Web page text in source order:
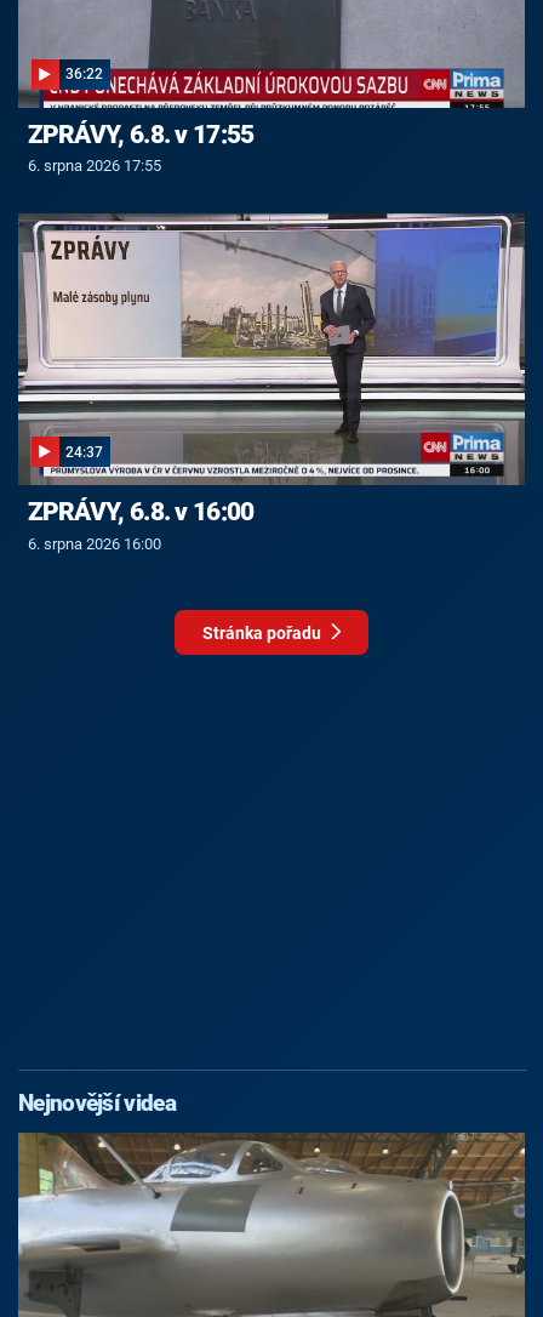
36:22
ZPRÁVY, 6.8. v 17:55
6. srpna 2026 17:55
24:37
ZPRÁVY, 6.8. v 16:00
6. srpna 2026 16:00
Stránka pořadu
Nejnovější videa